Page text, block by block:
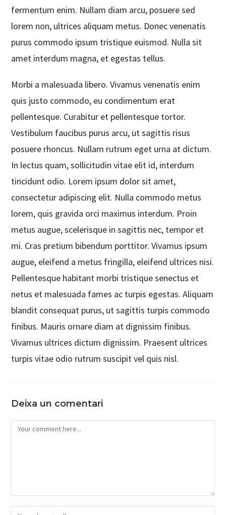
fermentum enim. Nullam diam arcu, posuere sed
lorem non, ultrices aliquam metus. Donec venenatis
purus commodo ipsum tristique euismod. Nulla sit
amet interdum magna, et egestas tellus.
Morbi a malesuada libero. Vivamus venenatis enim
quis justo commodo, eu condimentum erat
pellentesque. Curabitur et pellentesque tortor.
Vestibulum faucibus purus arcu, ut sagittis risus
posuere rhoncus. Nullam rutrum eget urna at dictum.
In lectus quam, sollicitudin vitae elit id, interdum
tincidunt odio. Lorem ipsum dolor sit amet,
consectetur adipiscing elit. Nulla commodo metus
lorem, quis gravida orci maximus interdum. Proin
metus augue, scelerisque in sagittis nec, tempor et
mi. Cras pretium bibendum porttitor. Vivamus ipsum
augue, eleifend a metus fringilla, eleifend ultrices nisi.
Pellentesque habitant morbi tristique senectus et
netus et malesuada fames ac turpis egestas. Aliquam
blandit consequat purus, ut sagittis turpis commodo
finibus. Mauris ornare diam at dignissim finibus.
Vivamus ultrices dictum dignissim. Praesent ultrices
turpis vitae odio rutrum suscipit vel quis nisl.
Deixa un comentari
Comment